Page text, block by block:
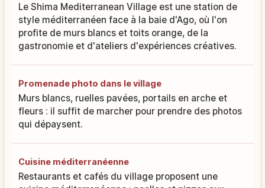
Le Shima Mediterranean Village est une station de
style méditerranéen face à la baie d'Ago, où l'on
profite de murs blancs et toits orange, de la
gastronomie et d'ateliers d'expériences créatives.
Promenade photo dans le village
Murs blancs, ruelles pavées, portails en arche et
fleurs : il suffit de marcher pour prendre des photos
qui dépaysent.
Cuisine méditerranéenne
Restaurants et cafés du village proposent une